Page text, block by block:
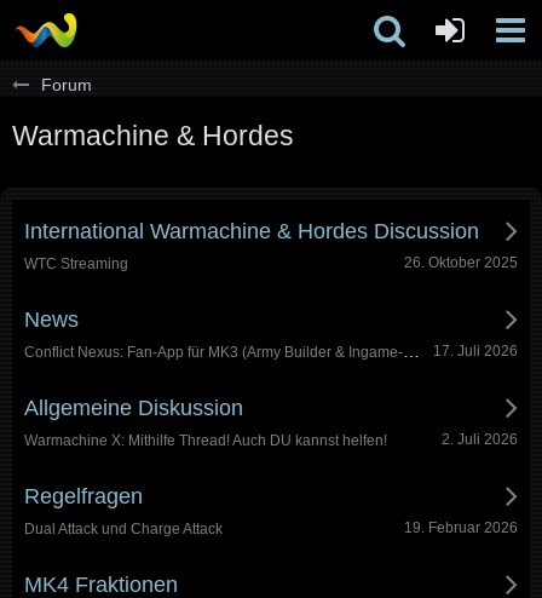
Forum
Warmachine & Hordes
International Warmachine & Hordes Discussion
WTC Streaming 26. Oktober 2025
News
17. Juli 2026
Allgemeine Diskussion
Warmachine X: Mithilfe Thread! Auch DU kannst helfen! 2. Juli 2026
Regelfragen
Dual Attack und Charge Attack 19. Februar 2026
MK4 Fraktionen